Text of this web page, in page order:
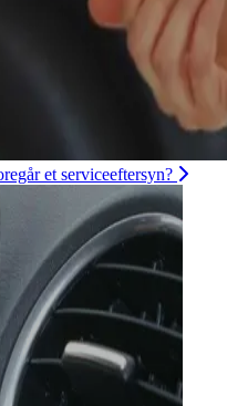
et serviceeftersyn?